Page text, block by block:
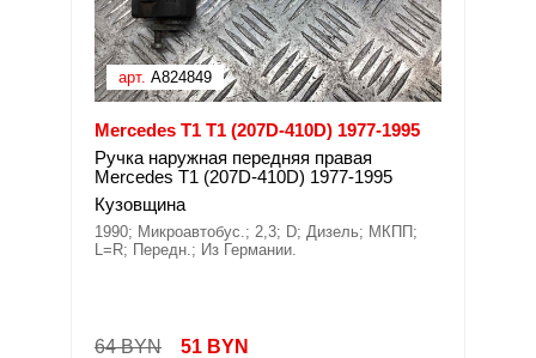
арт. A824849
Mercedes T1 T1 (207D-410D) 1977-1995
Ручка наружная передняя правая
Mercedes T1 (207D-410D) 1977-1995
Кузовщина
1990; Микроавтобус.; 2,3; D; Дизель; МКПП;
L=R; Передн.; Из Германии.
64 BYN 51 BYN